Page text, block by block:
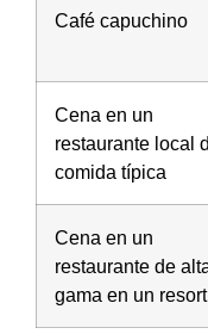
Café capuchino
Cena en un
restaurante local
comida típica
Cena en un
restaurante de
gama en un resort